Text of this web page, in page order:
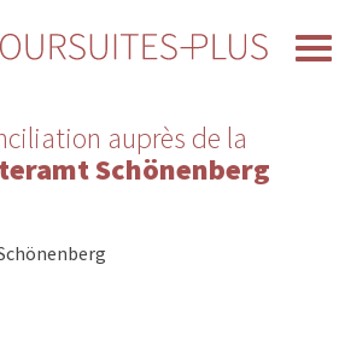
auprès de la
Schönenberg